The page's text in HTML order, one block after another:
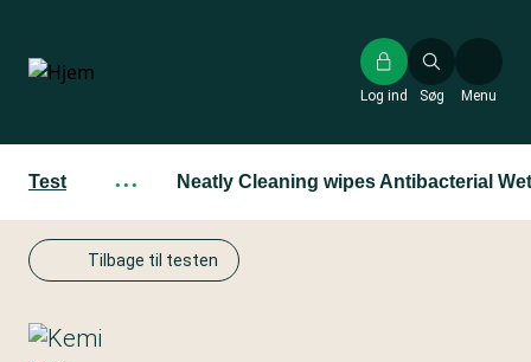
hovedindhold
Søg
Log ind Menu
Test ··· Neatly Cleaning wipes Antibacterial
Tilbage til testen